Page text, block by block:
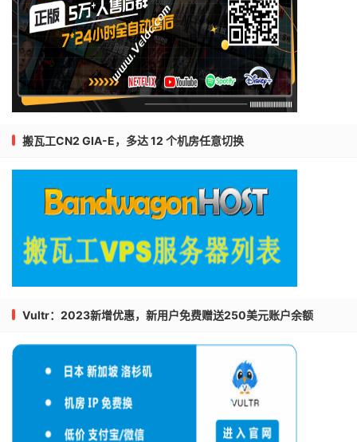
搬瓦工CN2 GIA-E，多达 12 个机房任意切换
Vultr：2023新增优惠，新用户免费赠送250美元账户余额